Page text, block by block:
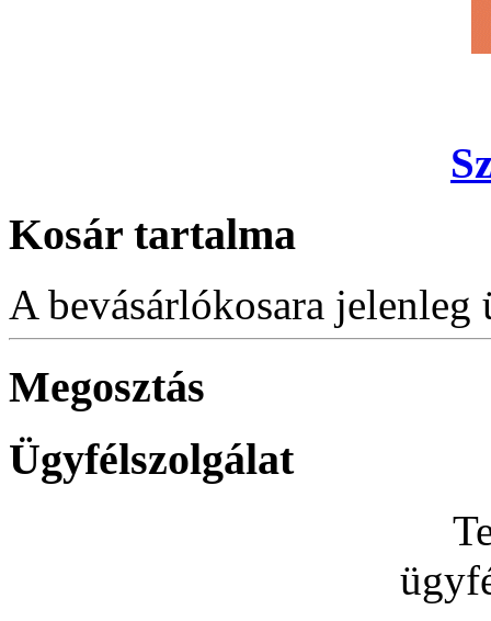
Kosár tartalma
A bevásárlókosara jelenleg
Megosztás
Ügyfélszolgálat